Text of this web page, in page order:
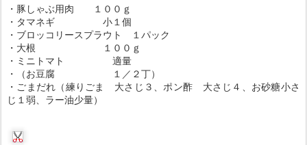
・豚しゃぶ用肉 １００ｇ
・タマネギ 小１個
・ブロッコリースプラウト １パック
・大根 １００ｇ
・ミニトマト 適量
・（お豆腐 １／２丁）
・ごまだれ（練りごま 大さじ３、ポン酢 大さじ４、お砂糖小さ
じ１弱、ラー油少量）